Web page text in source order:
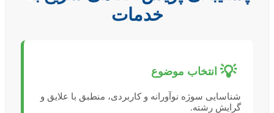
خدمات
💡 انتخاب موضوع
شناسایی سوژه نوآورانه و کاربردی، منطبق با علایق و
گرایش رشته.